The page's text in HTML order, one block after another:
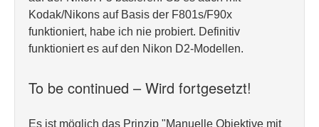
Kodak/Nikons auf Basis der F801s/F90x
funktioniert, habe ich nie probiert. Definitiv
funktioniert es auf den Nikon D2-Modellen.
To be continued – Wird fortgesetzt!
Es ist möglich das Prinzip "Manuelle Objektive mit